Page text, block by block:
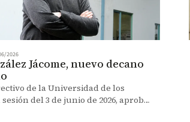
2026
Jácome, nuevo decano
de la Universidad de los
del 3 de junio de 2026, aprobó